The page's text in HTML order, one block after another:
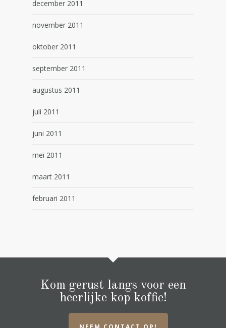
december 2011
november 2011
oktober 2011
september 2011
augustus 2011
juli 2011
juni 2011
mei 2011
maart 2011
februari 2011
Kom gerust langs voor een
heerlijke kop koffie!